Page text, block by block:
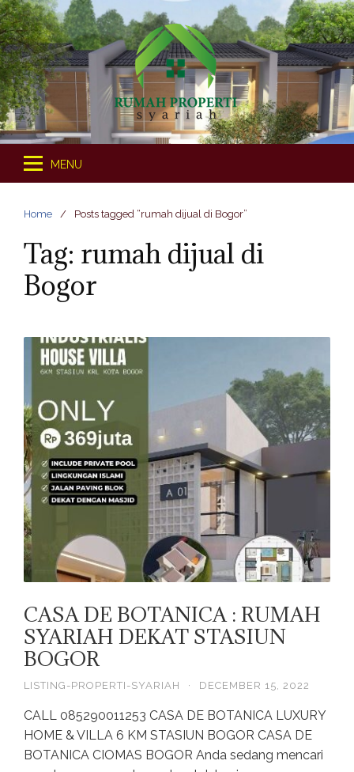
S
k
i
p
t
o
c
o
t
MENU
Home Posts tagged “rumah dijual di Bogor”
Tag: rumah dijual di
Bogor
CASA DE BOTANICA : RUMAH
SYARIAH DEKAT STASIUN
BOGOR
LISTING-PROPERTI-SYARIAH · DECEMBER 15, 2022
CALL 085290011253 CASA DE BOTANICA LUXURY
HOME & VILLA 6 KM STASIUN BOGOR CASA DE
BOTANICA CIOMAS BOGOR Anda sedang mencari